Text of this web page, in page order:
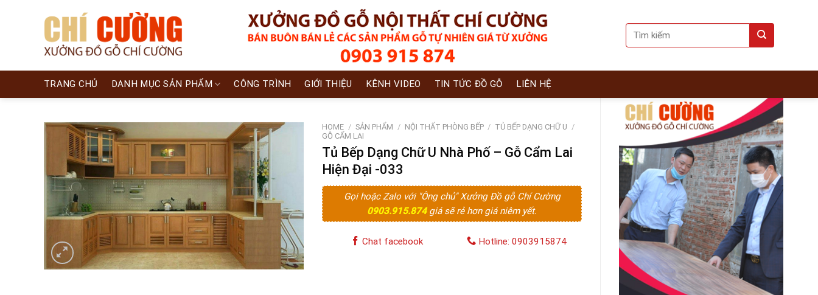
Search
for:
TRANG CHỦ DANH MỤC SẢN PHẨM CÔNG TRÌNH GIỚI THIỆU KÊNH VIDEO TIN TỨC ĐỒ GỖ LIÊN HỆ
HOME / SẢN PHẨM / NỘI THẤT PHÒNG BẾP / TỦ BẾP DẠNG CHỮ U /
GỖ CẨM LAI
Tủ Bếp Dạng Chữ U Nhà Phố – Gỗ Cẩm Lai
Hiện Đại -033
Gọi hoặc Zalo với "Ông chủ" Xưởng Đồ gỗ Chí Cường
0903.915.874 giá sẽ rẻ hơn giá niêm yết.
Chat facebook Hotline: 0903915874